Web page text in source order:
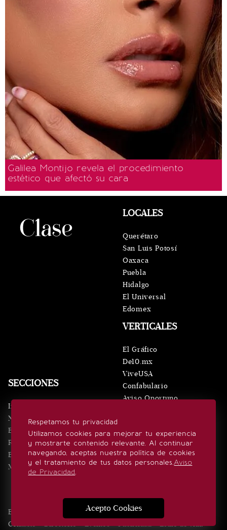
Galilea Montijo revela el procedimiento
estético que afectó su cara
Respetamos tu privacidad
Utilizamos cookies para mejorar tu experiencia
y mostrarte contenido relevante. Al continuar
navegando, aceptas nuestra política de cookies
y el tratamiento de tus datos personales.Aviso
de Privacidad.
Acepto Cookies
SECCIONES
Inicio
Noticias
Eventos
Realeza
Estilo de vida
Minuto x Minuto
VERTICALES
El Gráfico
De10.mx
ViveUSA
Confabulario
Aviso Oportuno
LOCALES
Querétaro
San Luis Potosí
Oaxaca
Puebla
Hidalgo
El Universal
Edomex
SÍGUENOS
Edición Impresa Noticias Quiénes somos
Contacto
Directorio Eventos Publicidad Estilo de vida